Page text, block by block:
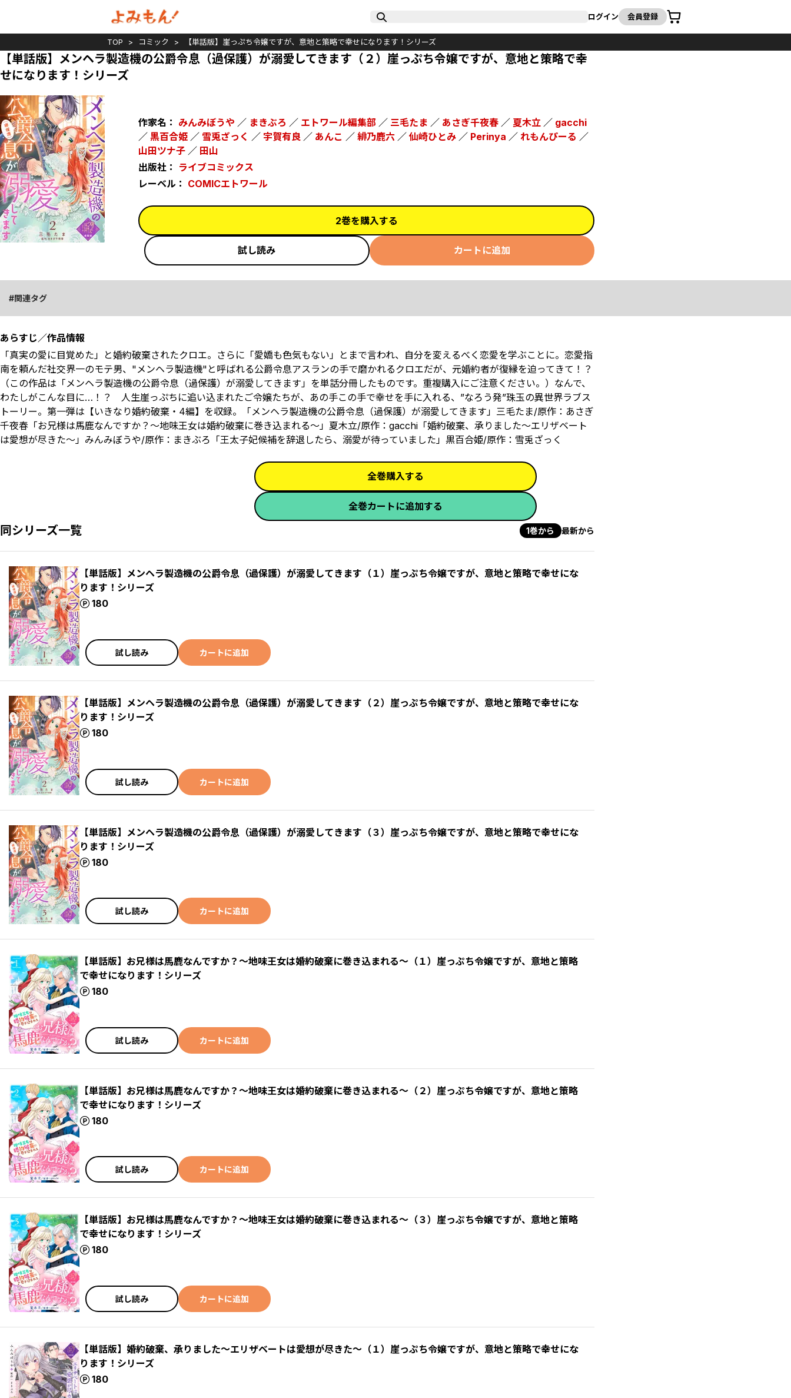
ログイン 会員登録
カート
TOP コミック 【単話版】崖っぷち令嬢ですが、意地と策略で幸せになります！シリーズ
【単話版】メンヘラ製造機の公爵令息（過保護）が溺愛してきます（２）崖っぷち令嬢ですが、意地と策略で幸
せになります！シリーズ
作家名： みんみぼうや ／ まきぶろ ／ エトワール編集部 ／ 三毛たま ／ あさぎ千夜春 ／ 夏木立 ／ gacchi
／ 黒百合姫 ／ 雪兎ざっく ／ 宇賀有良 ／ あんこ ／ 緋乃鹿六 ／ 仙崎ひとみ ／ Perinya ／ れもんぴーる ／
山田ツナ子 ／ 田山
出版社： ライブコミックス
レーベル： COMICエトワール
2巻を購入する
試し読み カートに追加
関連タグ
あらすじ／作品情報
「真実の愛に目覚めた」と婚約破棄されたクロエ。さらに「愛嬌も色気もない」とまで言われ、自分を変えるべく恋愛を学ぶことに。恋愛指
南を頼んだ社交界一のモテ男、"メンヘラ製造機"と呼ばれる公爵令息アスランの手で磨かれるクロエだが、元婚約者が復縁を迫ってきて！？
（この作品は「メンヘラ製造機の公爵令息（過保護）が溺愛してきます」を単話分冊したものです。重複購入にご注意ください。）なんで、
わたしがこんな目に…！？ 人生崖っぷちに追い込まれたご令嬢たちが、あの手この手で幸せを手に入れる、”なろう発”珠玉の異世界ラブス
トーリー。第一弾は【いきなり婚約破棄・4編】を収録。「メンヘラ製造機の公爵令息（過保護）が溺愛してきます」三毛たま/原作：あさぎ
千夜春「お兄様は馬鹿なんですか？～地味王女は婚約破棄に巻き込まれる～」夏木立/原作：gacchi「婚約破棄、承りました～エリザベート
は愛想が尽きた～」みんみぼうや/原作：まきぶろ「王太子妃候補を辞退したら、溺愛が待っていました」黒百合姫/原作：雪兎ざっく
全巻購入する
全巻カートに追加する
同シリーズ一覧 1巻から 最新から
【単話版】メンヘラ製造機の公爵令息（過保護）が溺愛してきます（１）崖っぷち令嬢ですが、意地と策略で幸せにな
ります！シリーズ
180
ポイント
試し読み カートに追加
【単話版】メンヘラ製造機の公爵令息（過保護）が溺愛してきます（２）崖っぷち令嬢ですが、意地と策略で幸せにな
ります！シリーズ
180
ポイント
試し読み カートに追加
【単話版】メンヘラ製造機の公爵令息（過保護）が溺愛してきます（３）崖っぷち令嬢ですが、意地と策略で幸せにな
ります！シリーズ
180
ポイント
試し読み カートに追加
【単話版】お兄様は馬鹿なんですか？～地味王女は婚約破棄に巻き込まれる～（１）崖っぷち令嬢ですが、意地と策略
で幸せになります！シリーズ
180
ポイント
試し読み カートに追加
【単話版】お兄様は馬鹿なんですか？～地味王女は婚約破棄に巻き込まれる～（２）崖っぷち令嬢ですが、意地と策略
で幸せになります！シリーズ
180
ポイント
試し読み カートに追加
【単話版】お兄様は馬鹿なんですか？～地味王女は婚約破棄に巻き込まれる～（３）崖っぷち令嬢ですが、意地と策略
で幸せになります！シリーズ
180
ポイント
試し読み カートに追加
【単話版】婚約破棄、承りました～エリザベートは愛想が尽きた～（１）崖っぷち令嬢ですが、意地と策略で幸せにな
ります！シリーズ
180
ポイント